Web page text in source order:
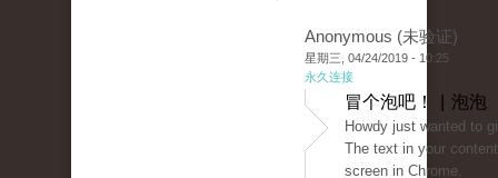
Anonymous (未验证)
星期三, 04/24/2019 - 10:25
永久连接
冒个泡吧！ | 泡泡
Howdy just wanted to
The text in your
screen in Chrome.